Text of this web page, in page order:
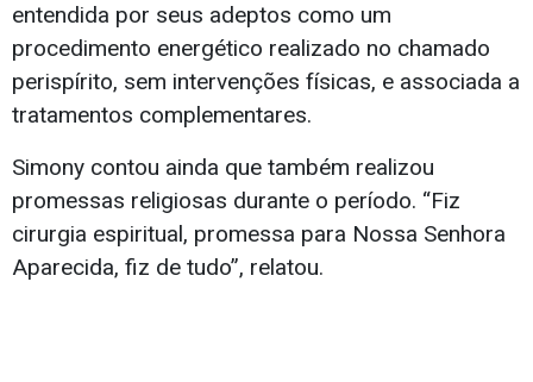
entendida por seus adeptos como um
procedimento energético realizado no chamado
perispírito, sem intervenções físicas, e associada a
tratamentos complementares.
Simony contou ainda que também realizou
promessas religiosas durante o período. “Fiz
cirurgia espiritual, promessa para Nossa Senhora
Aparecida, fiz de tudo”, relatou.